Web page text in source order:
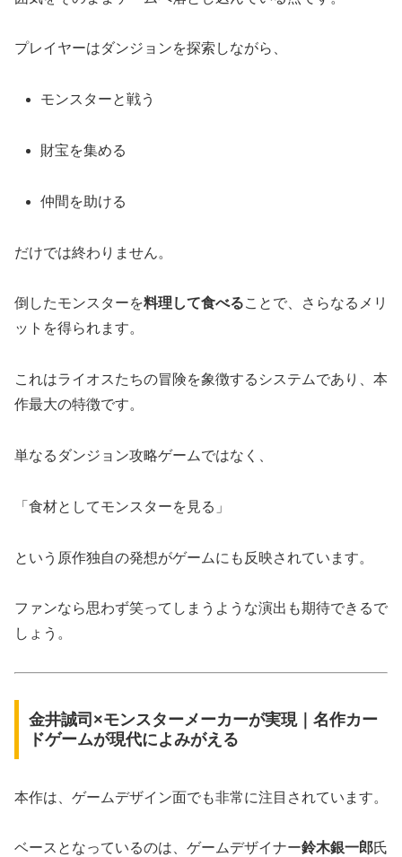
プレイヤーはダンジョンを探索しながら、
モンスターと戦う
財宝を集める
仲間を助ける
だけでは終わりません。
倒したモンスターを料理して食べることで、さらなるメリ
ットを得られます。
これはライオスたちの冒険を象徴するシステムであり、本
作最大の特徴です。
単なるダンジョン攻略ゲームではなく、
「食材としてモンスターを見る」
という原作独自の発想がゲームにも反映されています。
ファンなら思わず笑ってしまうような演出も期待できるで
しょう。
金井誠司×モンスターメーカーが実現｜名作カー
ドゲームが現代によみがえる
本作は、ゲームデザイン面でも非常に注目されています。
ベースとなっているのは、ゲームデザイナー鈴木銀一郎氏